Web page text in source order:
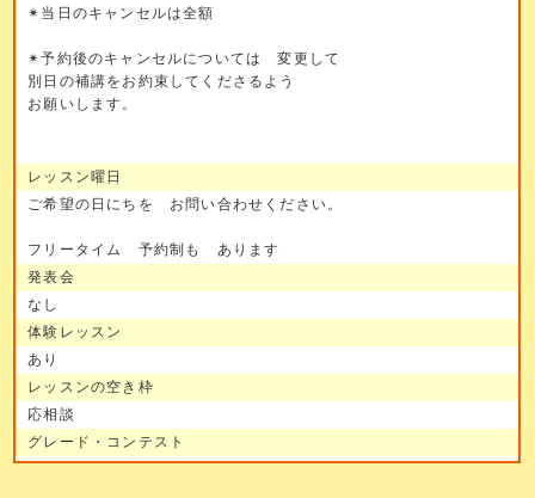
✴︎当日のキャンセルは全額
✴︎予約後のキャンセルについては 変更して
別日の補講をお約束してくださるよう
お願いします。
レッスン曜日
ご希望の日にちを お問い合わせください。
フリータイム 予約制も あります
発表会
なし
体験レッスン
あり
レッスンの空き枠
応相談
グレード・コンテスト